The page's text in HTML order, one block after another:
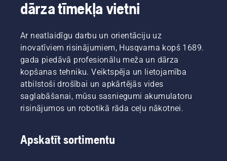
visprasīgākie
klienti.
pa sliedi.
Tas
sliedes
un ķēdes
kalpošanas
laiku.
Izpildiet
šajā
īsajā
norādījumus
par to,
Eļļu var
iztecināt
veidos —
abi ir
parādīti
šajā
video.
dārza tīmekļa vietni
Ar neatlaidīgu darbu un orientāciju uz
inovatīviem risinājumiem, Husqvarna kopš 1689.
gada piedāvā profesionālu meža un dārza
kopšanas tehniku. Veiktspēja un lietojamība
atbilstoši drošībai un apkārtējās vides
saglabāšanai, mūsu sasniegumi akumulatoru
risinājumos un robotikā rāda ceļu nākotnei.
Apskatīt sortimentu